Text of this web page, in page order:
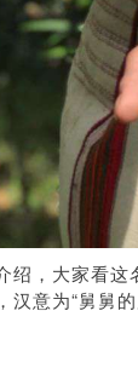
绍，大家看
汉意为“舅舅